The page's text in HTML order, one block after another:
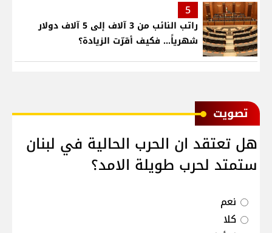
5
راتب النائب من 3 آلاف إلى 5 آلاف دولار
شهرياً... فكيف أقرّت الزيادة؟
ﺗﺼﻮﻳﺖ
هل تعتقد ان الحرب الحالية في لبنان
ستمتد لحرب طويلة الامد؟
نعم
كلا